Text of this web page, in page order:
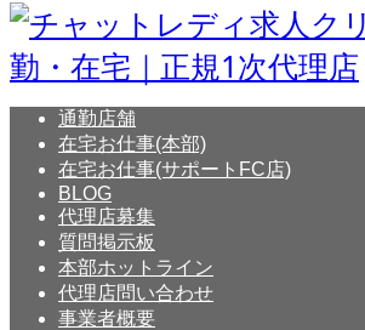
通勤店舗
在宅お仕事(本部)
在宅お仕事(サポートFC店)
BLOG
代理店募集
質問掲示板
本部ホットライン
代理店問い合わせ
事業者概要